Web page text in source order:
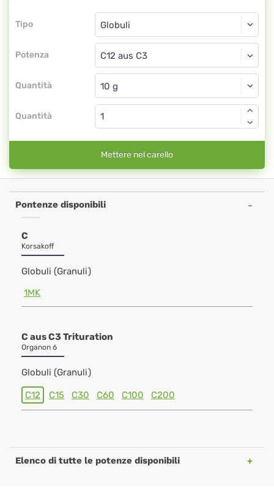
Tipo
Tipo
Potenza
Globuli
C12 aus C3
Quantità
Globuli
Quantità
Mettere nel carello
Pontenze disponibili
C
Korsakoff
Globuli (Granuli)
1MK
C aus C3 Trituration
Organon 6
Globuli (Granuli)
C12 C15 C30 C60 C100 C200
Elenco di tutte le potenze disponibili